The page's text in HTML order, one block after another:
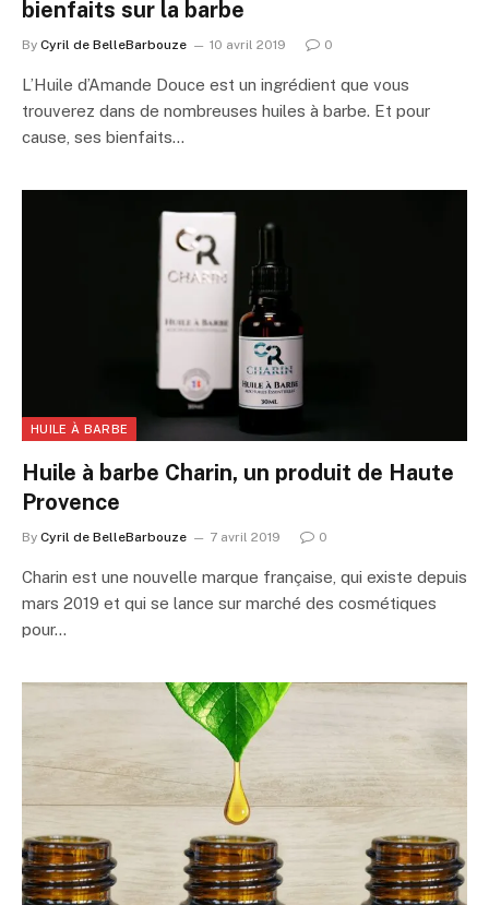
bienfaits sur la barbe
By Cyril de BelleBarbouze 10 avril 2019 0
L’Huile d’Amande Douce est un ingrédient que vous
trouverez dans de nombreuses huiles à barbe. Et pour
cause, ses bienfaits…
HUILE À BARBE
Huile à barbe Charin, un produit de Haute
Provence
By Cyril de BelleBarbouze 7 avril 2019 0
Charin est une nouvelle marque française, qui existe depuis
mars 2019 et qui se lance sur marché des cosmétiques
pour…